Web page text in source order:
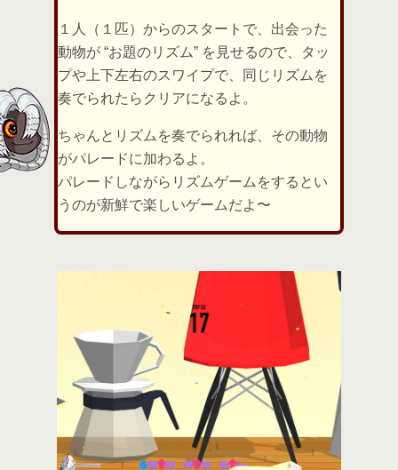
１人（１匹）からのスタートで、出会った
動物が “お題のリズム” を見せるので、タッ
プや上下左右のスワイプで、同じリズムを
奏でられたらクリアになるよ。
ちゃんとリズムを奏でられれば、その動物
がパレードに加わるよ。
パレードしながらリズムゲームをするとい
うのが新鮮で楽しいゲームだよ〜